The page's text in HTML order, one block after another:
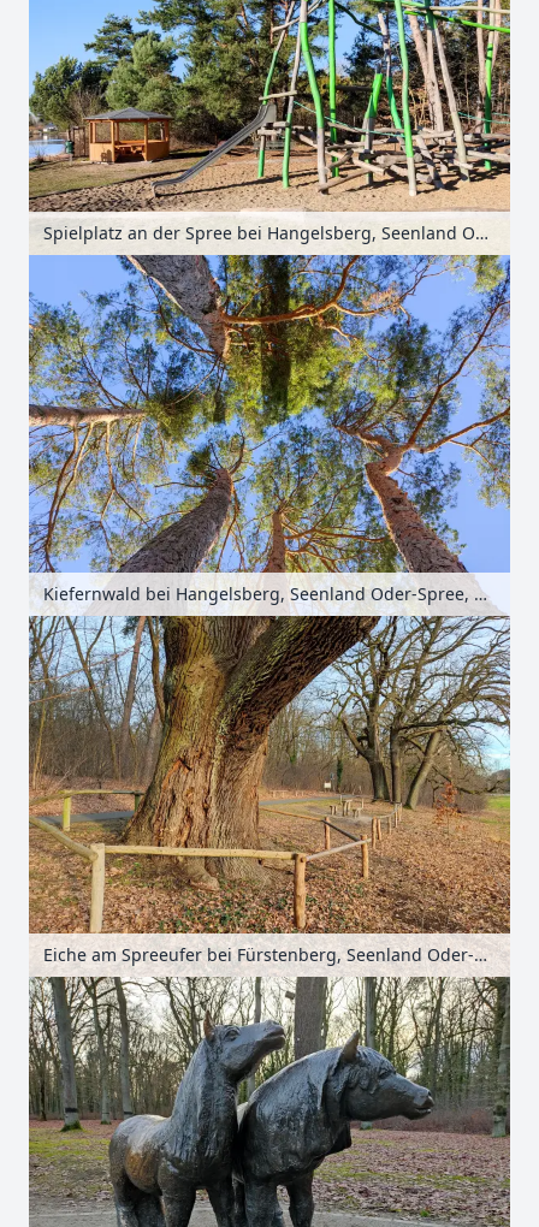
Spielplatz an der Spree bei Hangelsberg, Seenland Oder-Spree, Brandenburg, Deutschland
Kiefernwald bei Hangelsberg, Seenland Oder-Spree, Brandenburg, Deutschland
Eiche am Spreeufer bei Fürstenberg, Seenland Oder-Spree, Brandenburg, Deutschland